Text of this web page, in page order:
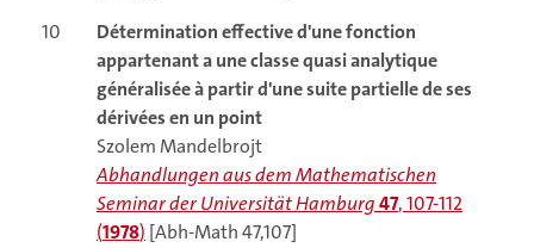
10
Détermination effective d'une fonction
appartenant a une classe quasi analytique
généralisée à partir d'une suite partielle de ses
dérivées en un point
Szolem Mandelbrojt
Abhandlungen aus dem Mathematischen
Seminar der Universität Hamburg47, 107-112
(1978) [Abh-Math 47,107]